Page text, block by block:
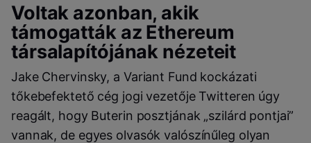
Voltak azonban, akik
támogatták az Ethereum
társalapítójának nézeteit
Jake Chervinsky, a Variant Fund kockázati
tőkebefektető cég jogi vezetője Twitteren úgy
reagált, hogy Buterin posztjának „szilárd pontjai”
vannak, de egyes olvasók valószínűleg olyan